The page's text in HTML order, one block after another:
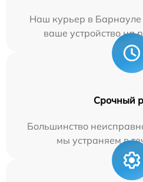
Наш курьер в Барнауле
ваше устройство на
Срочный
Большинство
мы устраняем в